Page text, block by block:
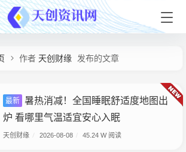
作者 天创财缘 发布的文章
最新 暑热消减！全国睡眠舒适度地图出
炉 看哪里气温适宜安心入眠
天创财缘 2026-08-08 45.24 W 阅读